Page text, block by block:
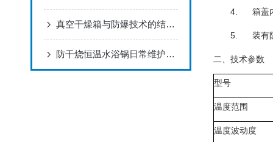
真空干燥箱与防爆技术的结合应用
防干烧恒温水浴锅日常维护要点
4. 箱盖
5. 装有
二、技术参数
型号
温度范围
温度波动度